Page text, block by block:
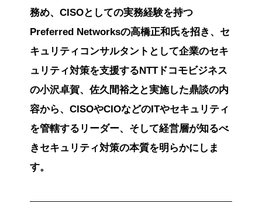
務め、CISOとしての実務経験を持つ
Preferred Networksの高橋正和氏を招き、セ
キュリティコンサルタントとして企業のセキ
ュリティ対策を支援するNTTドコモビジネス
の小沢卓賀、佐久間裕之と実施した鼎談の内
容から、CISOやCIOなどのITやセキュリティ
を管轄するリーダー、そして経営層が知るべ
きセキュリティ対策の本質を明らかにしま
す。